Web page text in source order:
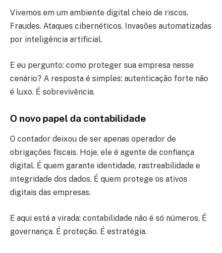
Vivemos em um ambiente digital cheio de riscos.
Fraudes. Ataques cibernéticos. Invasões automatizadas
por inteligência artificial.
E eu pergunto: como proteger sua empresa nesse
cenário? A resposta é simples: autenticação forte não
é luxo. É sobrevivência.
O novo papel da contabilidade
O contador deixou de ser apenas operador de
obrigações fiscais. Hoje, ele é agente de confiança
digital. É quem garante identidade, rastreabilidade e
integridade dos dados. É quem protege os ativos
digitais das empresas.
E aqui está a virada: contabilidade não é só números. É
governança. É proteção. É estratégia.